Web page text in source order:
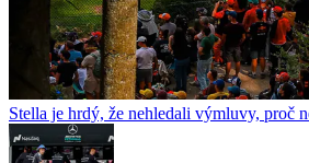
Stella je hrdý, že nehledali výmluvy, proč